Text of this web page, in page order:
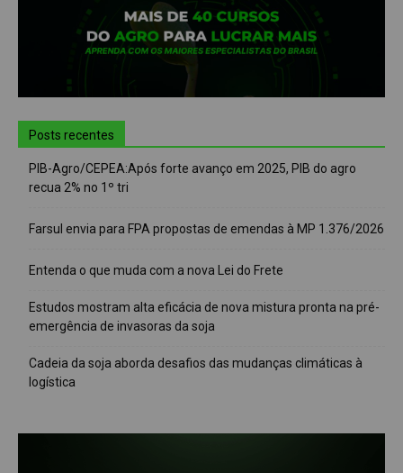
Posts recentes
PIB-Agro/CEPEA:Após forte avanço em 2025, PIB do agro
recua 2% no 1º tri
Farsul envia para FPA propostas de emendas à MP 1.376/2026
Entenda o que muda com a nova Lei do Frete
Estudos mostram alta eficácia de nova mistura pronta na pré-
emergência de invasoras da soja
Cadeia da soja aborda desafios das mudanças climáticas à
logística